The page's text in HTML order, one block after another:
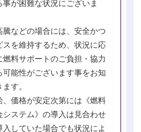
が困難な状況にございま
騰などの場合には、安全かつ
スを維持するため、状況に応
燃料サポートのご負担・協力
可能性がございます事をお知
す。
、価格が安定次第には《燃料
システム》の導入は見合わせ
入していた場合でも状況によ